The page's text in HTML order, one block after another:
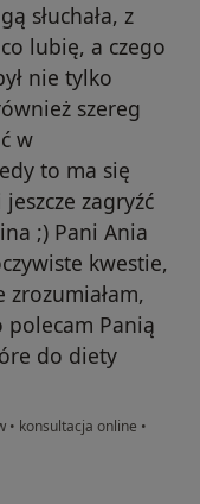
słuchała, z
lubię, a czego
nie tylko
szereg
w
to ma się
zagryźć
;) Pani Ania
kwestie,
polecam Panią
do diety
• konsultacja online •